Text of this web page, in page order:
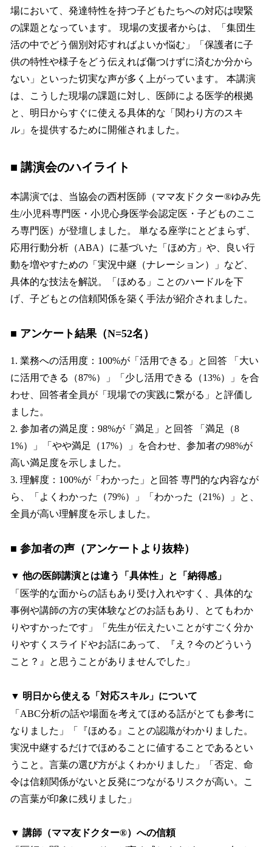
場において、発達特性を持つ子どもたちへの対応は喫緊
の課題となっています。 現場の支援者からは、「集団生
活の中でどう個別対応すればよいか悩む」「保護者に子
供の特性や様子をどう伝えれば傷つけずに済むか分から
ない」といった切実な声が多く上がっています。 本講演
は、こうした現場の課題に対し、医師による医学的根拠
と、明日からすぐに使える具体的な「関わり方のスキ
ル」を提供するために開催されました。
■ 講演会のハイライト
本講演では、当協会の西村医師（ママ友ドクター®ゆみ先
生/小児科専門医・小児心身医学会認定医・子どものここ
ろ専門医）が登壇しました。 単なる座学にとどまらず、
応用行動分析（ABA）に基づいた「ほめ方」や、良い行
動を増やすための「実況中継（ナレーション）」など、
具体的な技法を解説。「ほめる」ことのハードルを下
げ、子どもとの信頼関係を築く手法が紹介されました。
■ アンケート結果（N=52名）
1. 業務への活用度：100%が「活用できる」と回答 「大い
に活用できる（87%）」「少し活用できる（13%）」を合
わせ、回答者全員が「現場での実践に繋がる」と評価し
ました。
2. 参加者の満足度：98%が「満足」と回答 「満足（8
1%）」「やや満足（17%）」を合わせ、参加者の98%が
高い満足度を示しました。
3. 理解度：100%が「わかった」と回答 専門的な内容なが
ら、「よくわかった（79%）」「わかった（21%）」と、
全員が高い理解度を示しました。
■ 参加者の声（アンケートより抜粋）
▼ 他の医師講演とは違う「具体性」と「納得感」
「医学的な面からの話もあり受け入れやすく、具体的な
事例や講師の方の実体験などのお話もあり、とてもわか
りやすかったです」「先生が伝えたいことがすごく分か
りやすくスライドやお話にあって、『え？今のどういう
こと？』と思うことがありませんでした」
▼ 明日から使える「対応スキル」について
「ABC分析の話や場面を考えてほめる話がとても参考に
なりました」「『ほめる』ことの認識がわかりました。
実況中継するだけでほめることに値することであるとい
うこと。言葉の選び方がよくわかりました」「否定、命
令は信頼関係がないと反発につながるリスクが高い。こ
の言葉が印象に残りました」
▼ 講師（ママ友ドクター®）への信頼